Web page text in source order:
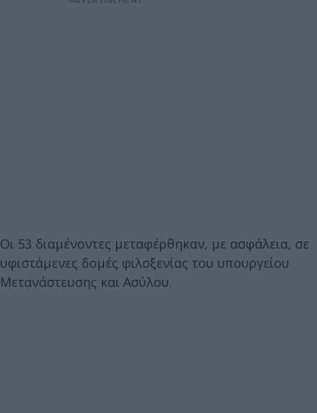
Οι 53 διαμένοντες μεταφέρθηκαν, με ασφάλεια, σε
υφιστάμενες δομές φιλοξενίας του υπουργείου
Μετανάστευσης και Ασύλου.